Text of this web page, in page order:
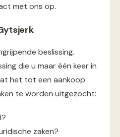
met ons op.
beslissing.
die u maar één keer in
het tot een aankoop
te worden uitgezocht:
zaken?